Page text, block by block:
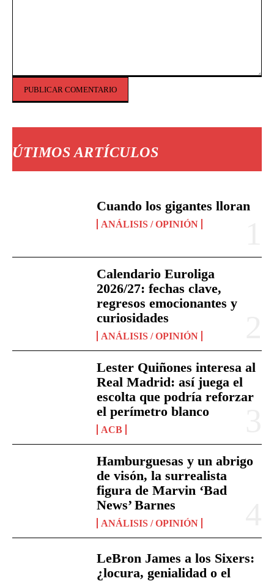
ÚTIMOS ARTÍCULOS
Cuando los gigantes lloran
ANÁLISIS / OPINIÓN
Calendario Euroliga
2026/27: fechas clave,
regresos emocionantes y
curiosidades
ANÁLISIS / OPINIÓN
Lester Quiñones interesa al
Real Madrid: así juega el
escolta que podría reforzar
el perímetro blanco
ACB
Hamburguesas y un abrigo
de visón, la surrealista
figura de Marvin ‘Bad
News’ Barnes
ANÁLISIS / OPINIÓN
LeBron James a los Sixers:
¿locura, genialidad o el